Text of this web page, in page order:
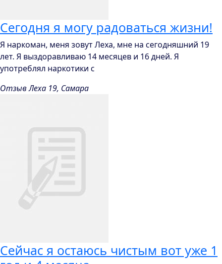
Сегодня я могу радоваться жизни!
Я наркоман, меня зовут Леха, мне на сегодняшний 19
лет. Я выздоравливаю 14 месяцев и 16 дней. Я
употреблял наркотики с
Отзыв Леха 19, Самара
Сейчас я остаюсь чистым вот уже 1